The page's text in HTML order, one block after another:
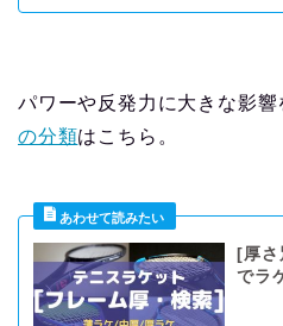
パワーや反発力に大きな影響
の分類はこちら。
[厚
でラ